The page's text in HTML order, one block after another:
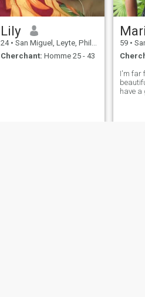
Lily
24 • San Miguel, Leyte, Philippines
Cherchant: Homme 25 - 43
59 •
I'm far
have a